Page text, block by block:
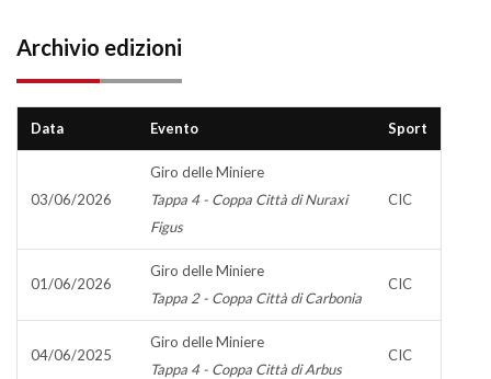
Archivio edizioni
Data Evento Sport
03/06/2026
Giro delle Miniere
Tappa 4 - Coppa Città di Nuraxi
Figus
CIC
01/06/2026
Giro delle Miniere
Tappa 2 - Coppa Città di Carbonia
CIC
04/06/2025
Giro delle Miniere
Tappa 4 - Coppa Città di Arbus
CIC